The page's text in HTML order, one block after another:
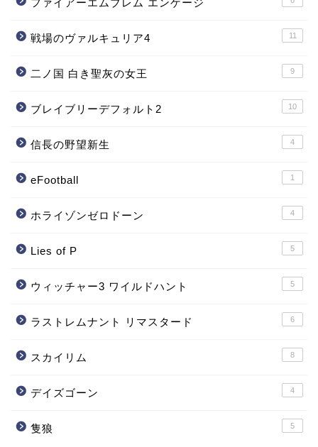
戦場のヴァルキュリア4 11
二ノ国 白き聖灰の女王 9
ブレイブリーデフォルト2 10
信長の野望新生 4
eFootball 1
ホライゾンゼロドーン 4
Lies of P 5
ウィッチャー3 ワイルドハント 5
ラストレムナント リマスタード 6
スカイリム 8
デイズゴーン 4
隻狼 5